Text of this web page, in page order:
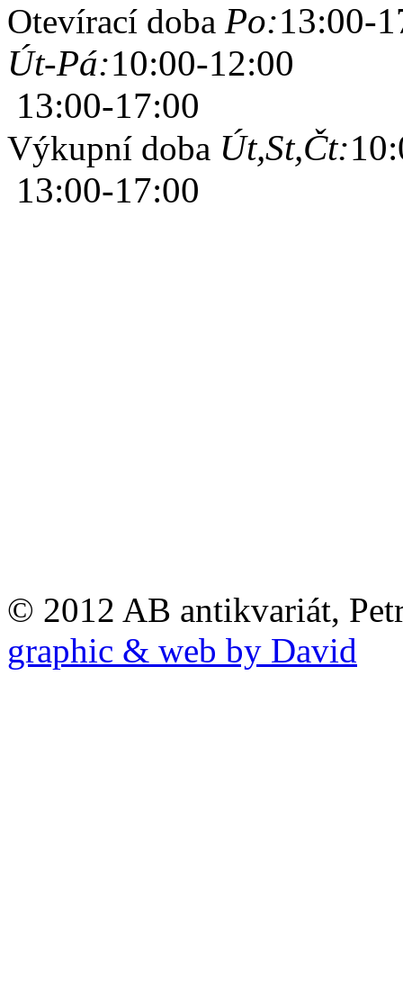
Otevírací doba Po:13:00-
Út-Pá:10:00-12:00
13:00-17:00
Výkupní doba Út,St,Čt:
13:00-17:00
© 2012 AB antikvariát,
graphic & web by David